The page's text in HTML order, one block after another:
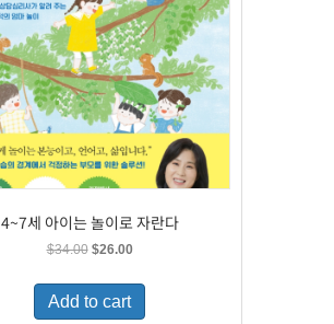
4~7세 아이는 놀이로 자란다
$34.00 Original
was:
$34.00.
$26.00Current
is:
$26.00.
Add to cart